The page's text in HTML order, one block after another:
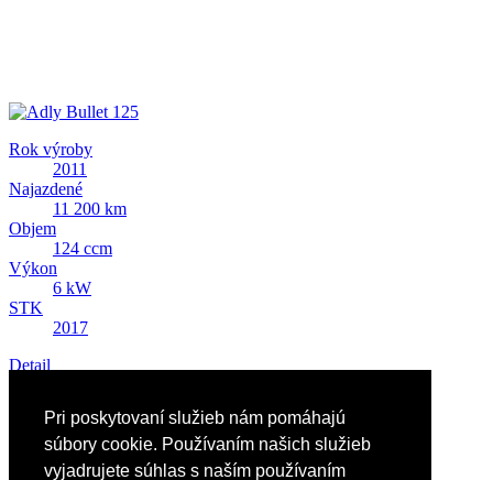
Pri poskytovaní služieb nám pomáhajú
súbory cookie. Používaním našich služieb
vyjadrujete súhlas s naším používaním
Rok výroby
2011
Najazdené
11 200 km
Objem
124 ccm
Výkon
6 kW
STK
2017
Detail
1 263 EUR